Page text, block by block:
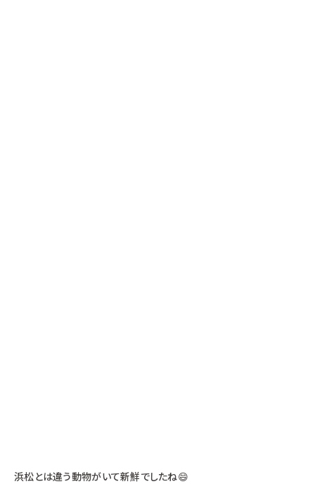
浜松とは違う動物がいて新鮮でしたね😄